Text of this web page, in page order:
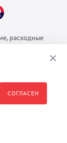
расходные
в том числе -
СОГЛАСЕН